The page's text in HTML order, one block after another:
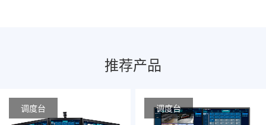
推荐产品
调度台 调度台